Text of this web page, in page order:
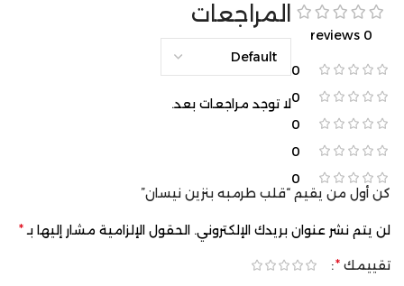
0 reviews
0
0
0
0
0
المراجعات
لا توجد مراجعات بعد.
كن أول من يقيم “قلب طرمبه بنزين نيسان”
لن يتم نشر عنوان بريدك الإلكتروني. الحقول الإلزامية مشار إليها بـ*
تقييمك *